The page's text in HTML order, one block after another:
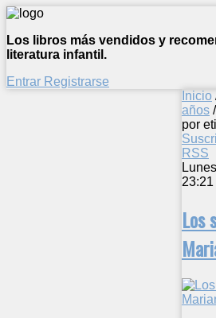
Los libros más vendidos y
literatura infantil.
Entrar Registrarse
Inicio
años
por
RSS
23:21
Los